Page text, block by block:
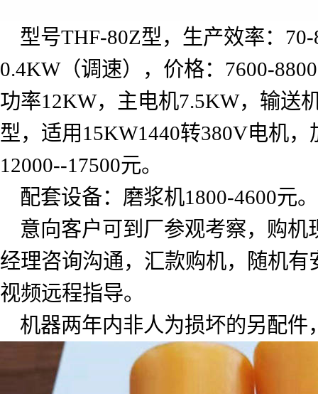
型号THF-80Z型，生产效率：
0.4KW（调速），价格： 7600-8800
功率12KW，主电机7.5KW，输送
型，适用 15KW1440转380V电机，
12000--17500元。
配套设备：磨浆机1800-4600元。
意向客户可到厂参观考察，购
经理咨询沟通，汇款购机，随机
视频远程指导。
机器两年内非人为损坏的另配件